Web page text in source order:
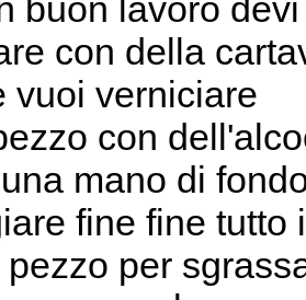
buon lavoro
con della
vuoi verniciare
con
mano di
fine fine tutto
per